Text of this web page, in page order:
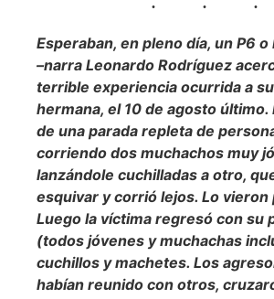
Esperaban, en pleno día, un P6
–narra Leonardo Rodríguez
terrible experiencia ocurrida a
hermana, el 10 de agosto último.
de una parada repleta de
corriendo dos muchachos muy
lanzándole cuchilladas a otro,
esquivar y corrió lejos. Lo vieron
Luego la víctima regresó con su
(todos jóvenes y muchachas
cuchillos y machetes. Los
habían reunido con otros,